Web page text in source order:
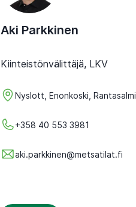
Aki Parkkinen
Kiinteistönvälittäjä, LKV
Nyslott, Enonkoski, Rantasalmi
+358 40 553 3981
aki.parkkinen@metsatilat.fi